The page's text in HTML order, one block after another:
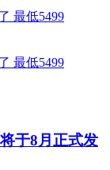
于8月正式发